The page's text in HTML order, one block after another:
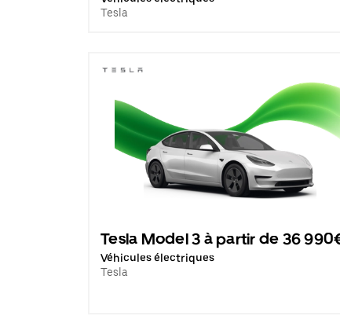
Tesla
Tesla Model 3 à partir de 36
Véhicules électriques
Tesla